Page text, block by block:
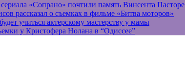
«Сопрано» почтили память Винсента Пасторе
рассказал о съемках в фильме «Битва моторов»
учиться актерскому мастерству у мамы
у Кристофера Нолана в “Одиссее”